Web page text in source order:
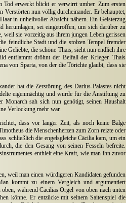
Tod erweckt blickt er verwirrt umher. Zum ersten
nun völlig durcheinander. Er behauptet,
in unheilvoller Absicht nähern. Ein Geisterzug
herumlägen, sei eingetroffen, um sich darüber zu
weil sie vorzeitig aus ihrem jungen Leben gerissen
feindliche Stadt und die stolzen Tempel fremder
Geliebte, die schöne Thais, sieht nun endlich ihre
entflammt dröhnt der Beifall der Krieger. Thais
von Sparta, von der die Törichte glaubt, dass sie
hat die Zerstörung des Darius-Palastes nicht
eigenmächtig und wurde für die Anstiftung zu
Monarch sah sich nun genötigt, seinen Haushalt
Verlockung mehr war.
dass vor langer Zeit, als noch keine Bälge
die Menschenherzen zum Zorn reizte oder
schließlich die engelsgleiche Cäcilia kam, um ein
die den Gesang von seinen Fesseln befreite.
enthielt eine Kraft, wie man ihn zuvor
weil man einen würdigeren Kandidaten gefunden
kommt zu einem Vergleich und argumentiert
während Cäcilias Orgel von oben nach unten
könne. Er entzücke mit seinem Saitenspiel die